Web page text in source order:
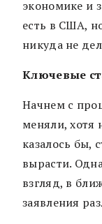
экономике и
есть в США,
никуда не
Ключевые
Начнем с
меняли, хотя
казалось бы,
вырасти.
взгляд, в
заявления